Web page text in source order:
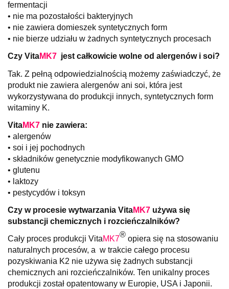
fermentacji
• nie ma pozostałości bakteryjnych
• nie zawiera domieszek syntetycznych form
• nie bierze udziału w żadnych syntetycznych procesach
Czy VitaMK7 jest całkowicie wolne od alergenów i soi?
Tak. Z pełną odpowiedzialnością możemy zaświadczyć, że
produkt nie zawiera alergenów ani soi, która jest
wykorzystywana do produkcji innych, syntetycznych form
witaminy K.
VitaMK7 nie zawiera:
• alergenów
• soi i jej pochodnych
• składników genetycznie modyfikowanych GMO
• glutenu
• laktozy
• pestycydów i toksyn
Czy w procesie wytwarzania VitaMK7 używa się
substancji chemicznych i rozcieńczalników?
Cały proces produkcji VitaMK7® opiera się na stosowaniu
naturalnych procesów, a w trakcie całego procesu
pozyskiwania K2 nie używa się żadnych substancji
chemicznych ani rozcieńczalników. Ten unikalny proces
produkcji został opatentowany w Europie, USA i Japonii.